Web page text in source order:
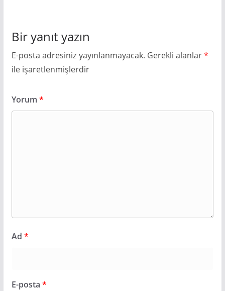
Bir yanıt yazın
E-posta adresiniz yayınlanmayacak. Gerekli alanlar*
ile işaretlenmişlerdir
Yorum *
Ad *
E-posta *